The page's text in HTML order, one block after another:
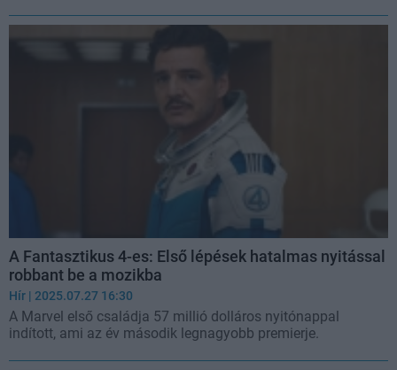
A Fantasztikus 4-es: Első lépések hatalmas nyitással
robbant be a mozikba
Hír | 2025.07.27 16:30
A Marvel első családja 57 millió dolláros nyitónappal
indított, ami az év második legnagyobb premierje.